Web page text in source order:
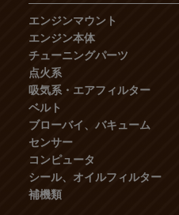
エンジンマウント
エンジン本体
チューニングパーツ
点火系
吸気系・エアフィルター
ベルト
ブローバイ、バキューム
センサー
コンピュータ
シール、オイルフィルター
補機類